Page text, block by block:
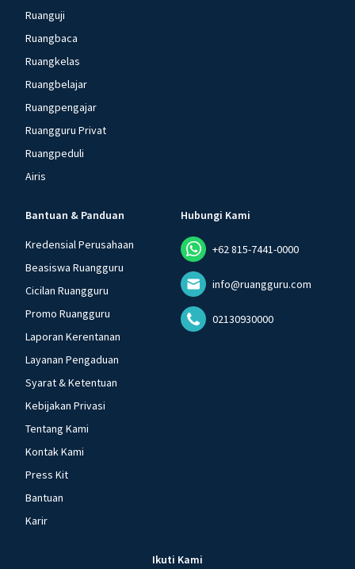
Ruanguji
Ruangbaca
Ruangkelas
Ruangbelajar
Ruangpengajar
Ruangguru Privat
Ruangpeduli
Airis
Bantuan & Panduan
Kredensial Perusahaan
Beasiswa Ruangguru
Cicilan Ruangguru
Promo Ruangguru
Laporan Kerentanan
Layanan Pengaduan
Syarat & Ketentuan
Kebijakan Privasi
Tentang Kami
Kontak Kami
Press Kit
Bantuan
Karir
Hubungi Kami
+62 815-7441-0000
info@ruangguru.com
02130930000
Ikuti Kami